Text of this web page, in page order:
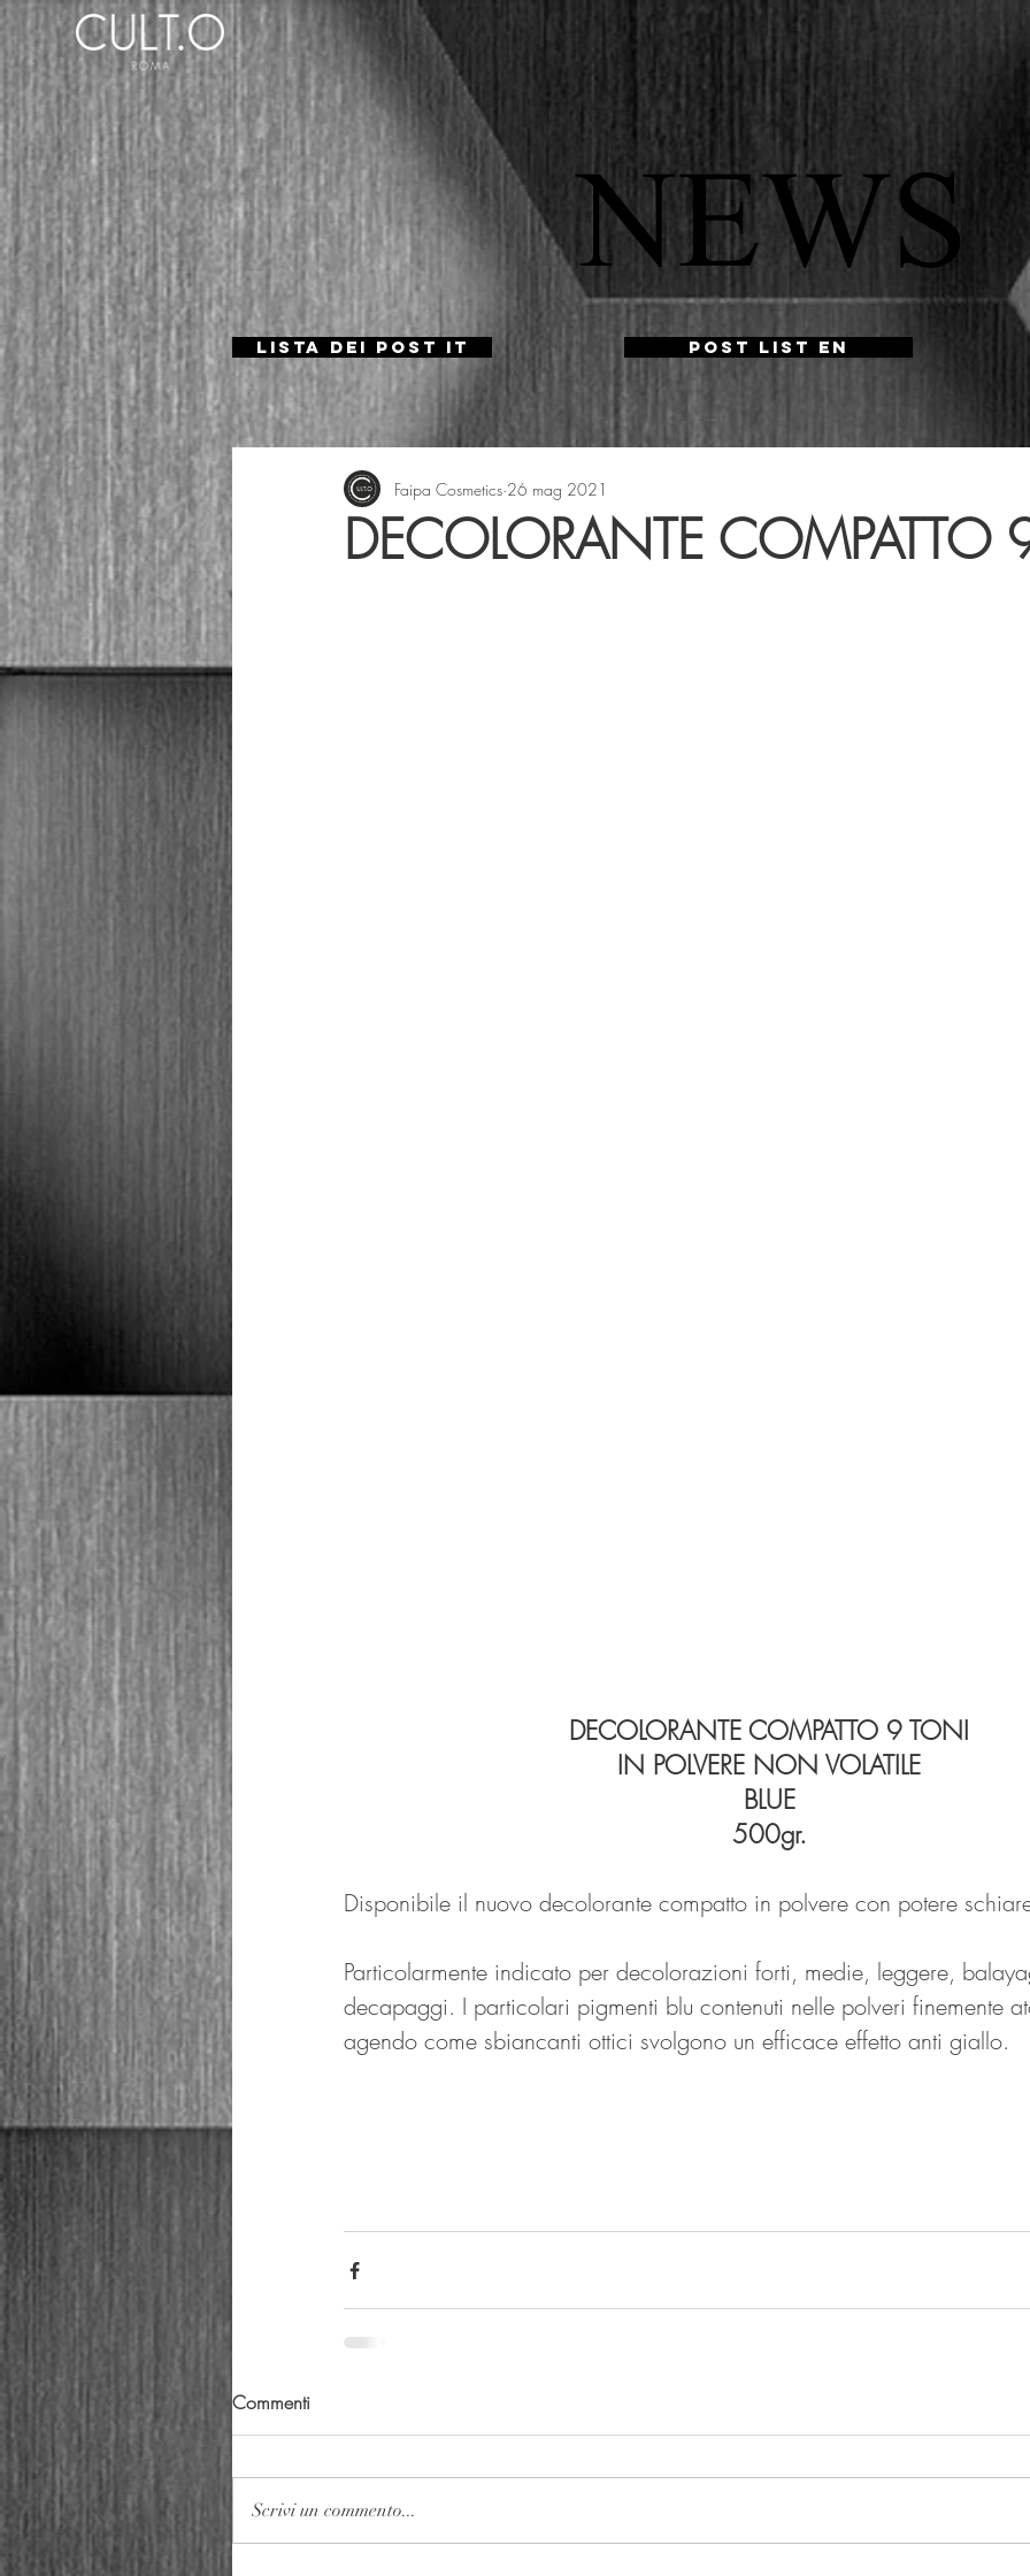
NEWS
Lista dei Post IT Post List EN
DECOLORANTE COMPATTO
Faipa Cosmetics 26 mag 2021
DECOLORANTE COMPATTO 9 TONI
IN POLVERE NON VOLATILE
BLUE
500gr.
Disponibile il nuovo decolorante compatto in polvere con potere
Particolarmente indicato per decolorazioni forti, medie, leggere,
decapaggi. I particolari pigmenti blu contenuti nelle polveri finemente
agendo come sbiancanti ottici svolgono un efficace effetto anti giallo.
Commenti
Scrivi un commento...